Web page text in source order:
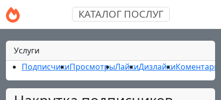
КАТАЛОГ ПОСЛУГ
Услуги
ПодписчикиПросмотрыЛайкиДизлайки